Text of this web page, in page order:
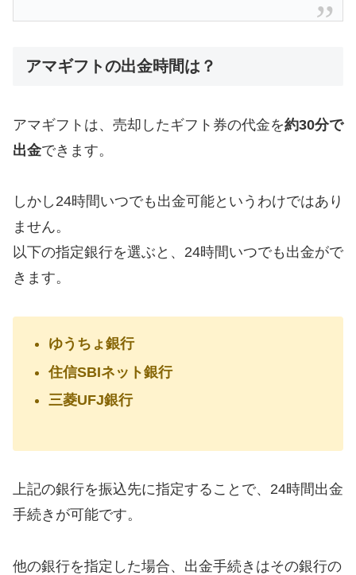
アマギフトの出金時間は？
アマギフトは、売却したギフト券の代金を約30分で
出金できます。
しかし24時間いつでも出金可能というわけではあり
ません。
以下の指定銀行を選ぶと、24時間いつでも出金がで
きます。
ゆうちょ銀行
住信SBIネット銀行
三菱UFJ銀行
上記の銀行を振込先に指定することで、24時間出金
手続きが可能です。
他の銀行を指定した場合、出金手続きはその銀行の